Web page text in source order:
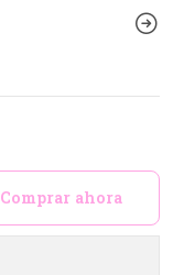
Comprar ahora